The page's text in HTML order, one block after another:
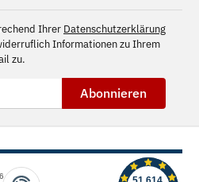
Ihrer Datenschutzerklärung
Informationen zu Ihrem
zu.
Abonnieren